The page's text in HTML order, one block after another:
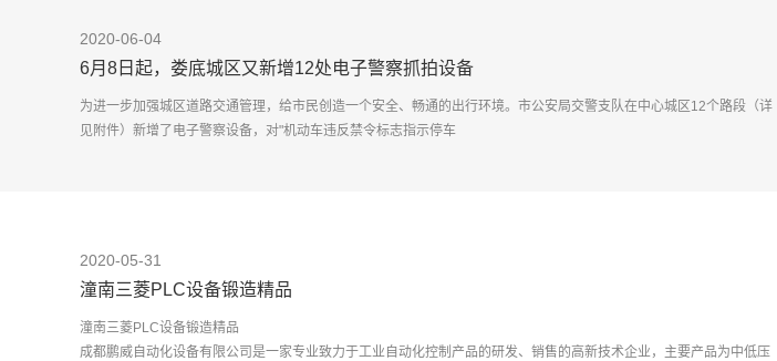
2020-06-04
6月8日起，娄底城区又新增12处电子警察抓拍设备
为进一步加强城区道路交通管理，给市民创造一个安全、畅通的出行环境。市公安局交警支队在中心城区12个路段（详
见附件）新增了电子警察设备，对"机动车违反禁令标志指示停车
2020-05-31
潼南三菱PLC设备锻造精品
潼南三菱PLC设备锻造精品
成都鹏威自动化设备有限公司是一家专业致力于工业自动化控制产品的研发、销售的高新技术企业，主要产品为中低压